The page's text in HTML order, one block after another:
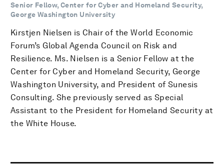
Senior Fellow, Center for Cyber and Homeland Security,
George Washington University
Kirstjen Nielsen is Chair of the World Economic
Forum’s Global Agenda Council on Risk and
Resilience. Ms. Nielsen is a Senior Fellow at the
Center for Cyber and Homeland Security, George
Washington University, and President of Sunesis
Consulting. She previously served as Special
Assistant to the President for Homeland Security at
the White House.